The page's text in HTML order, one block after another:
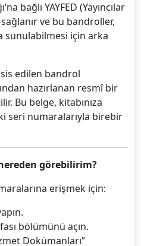
bağlı YAYFED (Yayıncılar
ve bu bandroller,
sunulabilmesi için arka
edilen bandrol
hazırlanan resmî bir
Bu belge, kitabınıza
seri numaralarıyla birebir
görebilirim?
erişmek için:
bölümünü açın.
Dokümanları”